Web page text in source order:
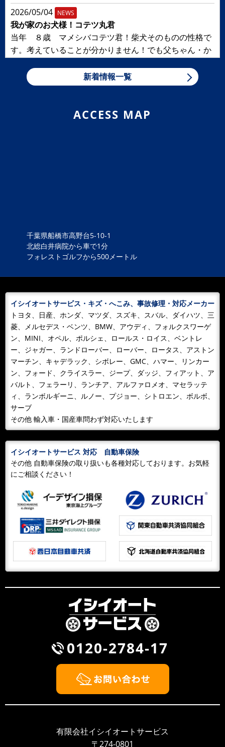
2026/05/04 NEWS
我が家のお犬様！コテツ丸君
当年 ８歳 マメシバコテツ君！柴犬そのものの性格で
す。考えていることが分かりません！でも父ちゃん・か
2026/05/04
るワンちゃん！気持ちが良さそうだったので ！
約３０パーセントが占めていると...
2024/07/16 NEWS
やれと言われても2度とできない！
イミングで刺さった...
2024/01/08
BLOG
４年ぶりの船橋消防出初式
新型コロナが一段落して 新年早々能登半島大地震！テ
レビでは甚大な被害を報道しています！自然災害にはと
ても太刀打ちできないと頭では分...
2023/05/21
NEWS
D５１と！
お客様の車両がD51の展示施設の中で見分待ち時間
中々 絵になるな！と 自己満足？
2023/05/21 BLOG
ポルポル リヤスポイラー交換！
私には 何故変えるのか分からないでいます？純正スポ
イラーから社外ダックテールタイプに！カッコい～か
な！
2022/05/22
NEWS
早朝出勤で疲れたので 一休み！
スリップしながらの横転!幸いの怪我人無しですが可哀そ
うなお車です！引き上げ搬送！
これからの時代に対応した塗装ブースの設置完了しまし
た！環境にやさしい水性塗料対応型ﾌﾞｰｽ今までのﾌﾞｰｽと
の違いは室内温度の上昇...
NEWS
福祉車両 リニューアルしました。（レンタルのみ
福祉車両（ハイエース）車椅子２台をリニューアル致し
ました！事故で代車が必要な方ご用命頂ければ幸いで
す！また福祉車両をレンタルしたい...
飲酒運転根絶宣言！
先日、飲酒運転根絶宣言式を船橋東警察署の協力のもと
新着情報一覧
ACCESS MAP
千葉県船橋市高野台5-10-1
北総白井病院から車で1分
フォレストゴルフから500メートル
イシイオートサービス・キズ・へこみ、事故修理・対応メーカー
トヨタ、日産、ホンダ、マツダ、スズキ、スバル、ダイハツ、三
菱、メルセデス・ベンツ、BMW、アウディ、フォルクスワーゲ
ン、MINI、オペル、ポルシェ、ロールス・ロイス、ベントレ
ー、ジャガー、ランドローバー、ローバー、ロータス、アストン
マーチン、キャデラック、シボレー、GMC、ハマー、リンカー
ン、フォード、クライスラー、ジープ、ダッジ、フィアット、ア
バルト、フェラーリ、ランチア、アルファロメオ、マセラッテ
ィ、ランボルギーニ、ルノー、プジョー、シトロエン、ボルボ、
サーブ
その他 輸入車・国産車問わず対応いたします
イシイオートサービス 対応 自動車保険
その他 自動車保険の取り扱いも各種対応しております。お気軽
にご相談ください！
0120-2784-17
有限会社イシイオートサービス
〒274-0801